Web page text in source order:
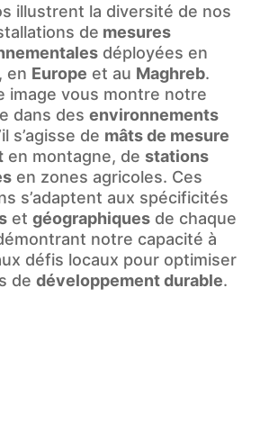
illustrent la diversité de nos
de mesures
déployées en
, en Europe et au Maghreb.
image vous montre notre
dans des environnements
s’agisse de mâts de mesure
en montagne, de stations
en zones agricoles. Ces
s’adaptent aux spécificités
etgéographiques de chaque
notre capacité à
défis locaux pour optimiser
de développement durable.